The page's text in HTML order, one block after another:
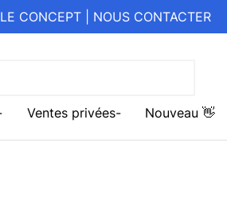
LE CONCEPT NOUS CONTACTER
Ventes privées Nouveau 👋